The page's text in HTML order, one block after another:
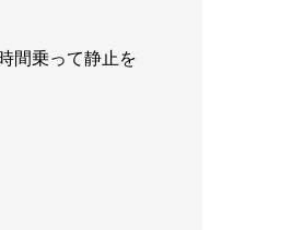
間乗って静止を